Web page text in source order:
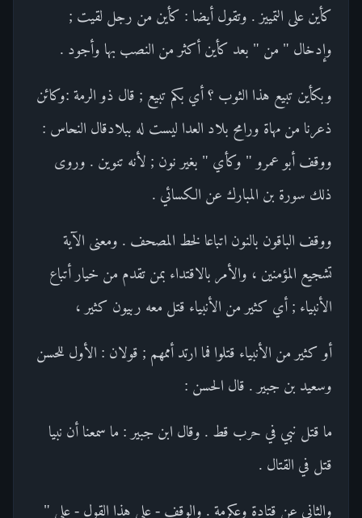
كأين على التمييز . وتقول أيضا : كأين من رجل لقيت ;
وإدخال " من " بعد كأين أكثر من النصب بها وأجود .
وبكأين تبيع هذا الثوب ؟ أي بكم تبيع ; قال ذو الرمة :وكائن
ذعرنا من مهاة ورامح بلاد العدا ليست له ببلادقال النحاس :
ووقف أبو عمرو " وكأي " بغير نون ; لأنه تنوين . وروى
ذلك سورة بن المبارك عن الكسائي .
ووقف الباقون بالنون اتباعا لخط المصحف . ومعنى الآية
تشجيع المؤمنين ، والأمر بالاقتداء بمن تقدم من خيار أتباع
الأنبياء ; أي كثير من الأنبياء قتل معه ربيون كثير ،
أو كثير من الأنبياء قتلوا فما ارتد أممهم ; قولان : الأول للحسن
وسعيد بن جبير . قال الحسن :
ما قتل نبي في حرب قط . وقال ابن جبير : ما سمعنا أن نبيا
قتل في القتال .
والثاني عن قتادة وعكرمة . والوقف - على هذا القول - على "